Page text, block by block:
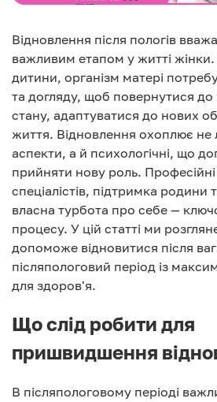
Відновлення після пологів
важливим етапом у житті
дитини, організм матері
та догляду, щоб повернутися
стану, адаптуватися до нових
життя. Відновлення охоплює не
аспекти, а й психологічні, що
прийняти нову роль.
спеціалістів, підтримка родини
власна турбота про себе —
процесу. У цій статті ми
допоможе відновитися після
післяпологовий період із
для здоров'я.
Що слід робити для
пришвидшення
В післяпологовому періоді